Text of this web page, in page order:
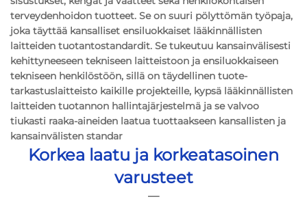
terveydenhoidon tuotteet. Se on suuri pölyttömän työpaja,
joka täyttää kansalliset ensiluokkaiset lääkinnällisten
laitteiden tuotantostandardit. Se tukeutuu kansainvälisesti
kehittyneeseen tekniseen laitteistoon ja ensiluokkaiseen
tekniseen henkilöstöön, sillä on täydellinen tuote-
tarkastuslaitteisto kaikille projekteille, kypsä lääkinnällisten
laitteiden tuotannon hallintajärjestelmä ja se valvoo
tiukasti raaka-aineiden laatua tuottaakseen kansallisten ja
kansainvälisten standar
Korkea laatu ja korkeatasoinen
varusteet
—